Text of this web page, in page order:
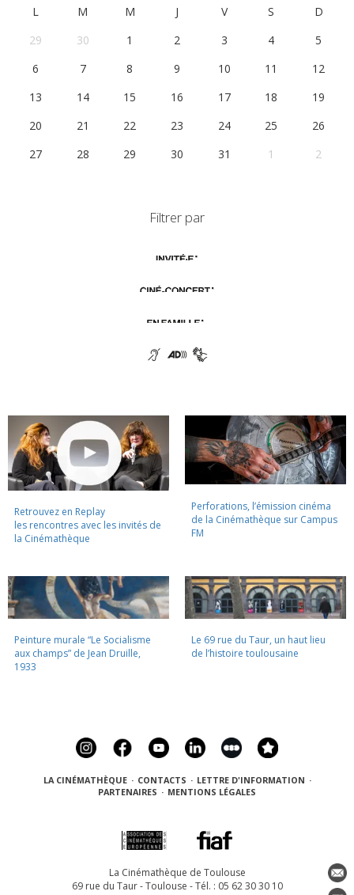
L M M J V S
D
29
30 1 2 3 4
5
6
7 8 9 10 11
12
13
14 15 16 17 18
19
20
21 22 23 24 25
26
27
28 29 30 31 1 2
Filtrer par
Retrouvez en Replay
les rencontres avec les invités de
la Cinémathèque
Perforations, l’émission cinéma
de la Cinémathèque sur Campus
FM
Peinture murale “Le Socialisme
aux champs” de Jean Druille,
1933
Le 69 rue du Taur, un haut lieu
de l’histoire toulousaine
LA CINÉMATHÈQUE · CONTACTS · LETTRE D'INFORMATION ·
PARTENAIRES · MENTIONS LÉGALES
La Cinémathèque de Toulouse
69 rue du Taur - Toulouse - Tél. : 05 62 30 30 10